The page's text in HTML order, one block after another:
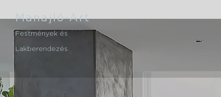
Manajló-Art
Festmények és
Lakberendezés